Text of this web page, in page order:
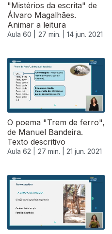
"Mistérios da escrita" de
Álvaro Magalhães.
Animar a leitura
Aula 60 | 27 min. | 14 jun. 2021
O poema "Trem de ferro",
de Manuel Bandeira.
Texto descritivo
Aula 62 | 27 min. | 21 jun. 2021